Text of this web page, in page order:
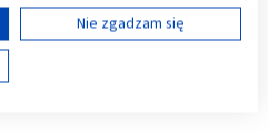
cytrynę na pół i wbij w
w miejscach najbardziej
octówek. To powinno je
IAB)
celach:
Nie zgadzam się